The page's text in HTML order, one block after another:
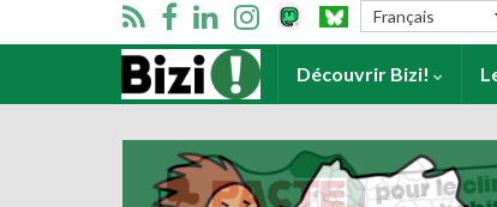
Français
Accueil Découvrir Bizi!